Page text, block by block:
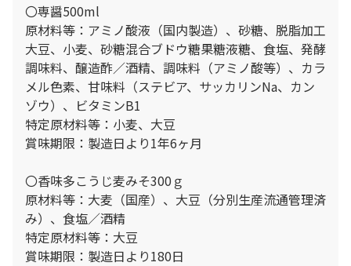
〇専醤500ml
原材料等：アミノ酸液（国内製造）、砂糖、脱脂加工
大豆、小麦、砂糖混合ブドウ糖果糖液糖、食塩、発酵
調味料、醸造酢／酒精、調味料（アミノ酸等）、カラ
メル色素、甘味料（ステビア、サッカリンNa、カン
ゾウ）、ビタミンB1
特定原材料等：小麦、大豆
賞味期限：製造日より1年6ヶ月
〇香味多こうじ麦みそ300ｇ
原材料等：大麦（国産）、大豆（分別生産流通管理済
み）、食塩／酒精
特定原材料等：大豆
賞味期限：製造日より180日